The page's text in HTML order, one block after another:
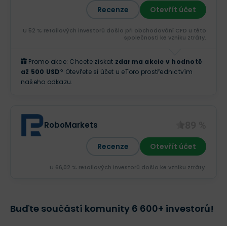
Recenze Otevřít účet
U 52 % retailových investorů došlo při obchodování CFD u této
společnosti ke vzniku ztráty.
Promo akce: Chcete získat zdarma akcie v hodnotě
až 500 USD? Otevřete si účet u eToro prostřednictvím
našeho odkazu.
RoboMarkets
Recenze Otevřít účet
U 66,02 % retailových investorů došlo ke vzniku ztráty.
Buďte součástí komunity 6 600+ investorů!